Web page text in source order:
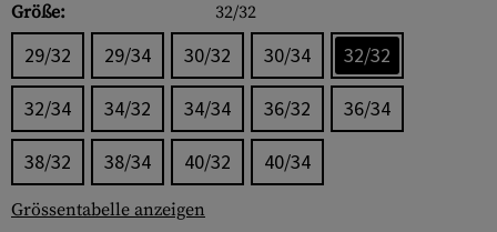
Größe: 32/32
29/32 29/34 30/32 30/34 32/32
32/34 34/32 34/34 36/32 36/34
38/32 38/34 40/32 40/34
Grössentabelle anzeigen